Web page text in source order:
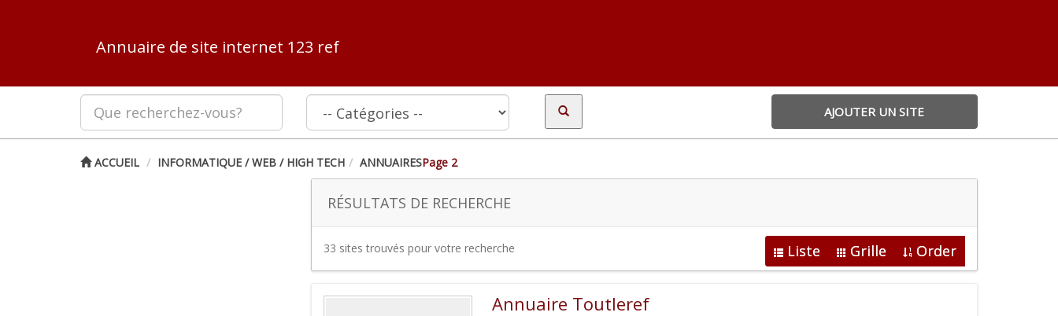
Annuaire de site internet 123 ref
AJOUTER UN SITE
ACCUEIL INFORMATIQUE / WEB / HIGH TECH ANNUAIRESPage 2
RÉSULTATS DE RECHERCHE
33 sites trouvés pour votre recherche Liste Grille Order
Annuaire Toutleref